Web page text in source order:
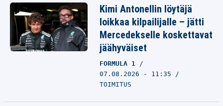
Kimi Antonellin löytäjä
loikkaa kilpailijalle – jätti
Mercedekselle koskettavat
jäähyväiset
FORMULA 1
07.08.2026 - 11:35
TOIMITUS